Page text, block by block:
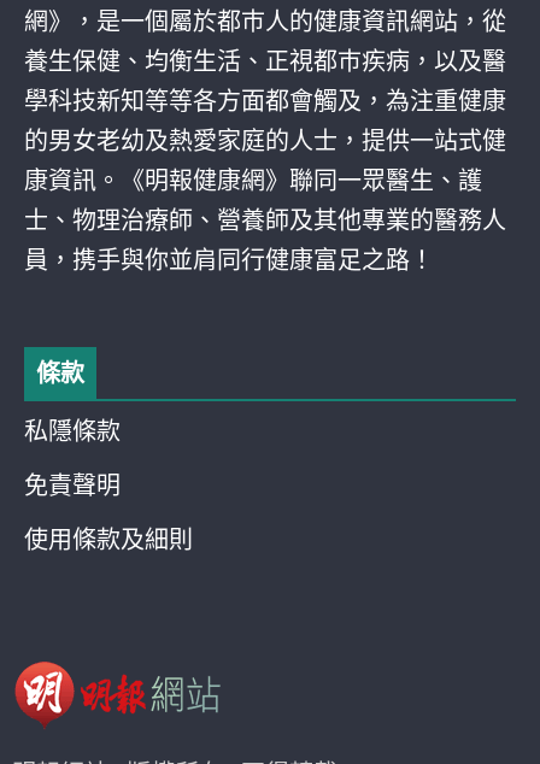
網》，是一個屬於都巿人的健康資訊網站，從
養生保健、均衡生活、正視都巿疾病，以及醫
學科技新知等等各方面都會觸及，為注重健康
的男女老幼及熱愛家庭的人士，提供一站式健
康資訊。《明報健康網》聯同一眾醫生、護
士、物理治療師、營養師及其他專業的醫務人
員，携手與你並肩同行健康富足之路！
條款
私隱條款
免責聲明
使用條款及細則